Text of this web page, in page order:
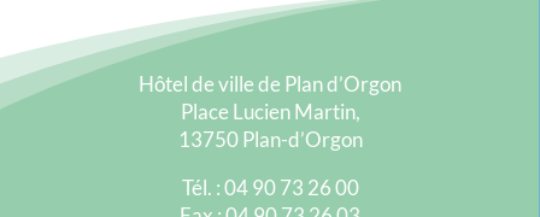
Hôtel de ville de Plan d’Orgon
Place Lucien Martin,
13750 Plan-d’Orgon
Tél. : 04 90 73 26 00